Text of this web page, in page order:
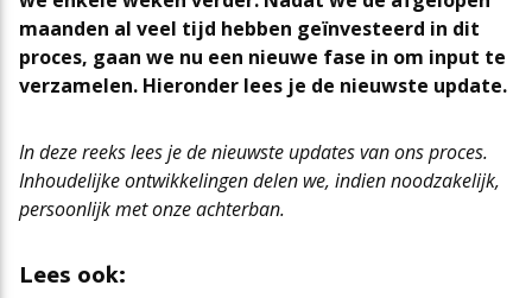
maanden al veel tijd hebben geïnvesteerd in dit
proces, gaan we nu een nieuwe fase in om input te
verzamelen. Hieronder lees je de nieuwste update.
In deze reeks lees je de nieuwste updates van ons proces.
Inhoudelijke ontwikkelingen delen we, indien noodzakelijk,
persoonlijk met onze achterban.
Lees ook:
Cao-app
FAQ
First Time Leaders
Governance in de Sport
Mantelovereenkomsten
Het nieuwe pensioenstelsel
Team
Vacatures